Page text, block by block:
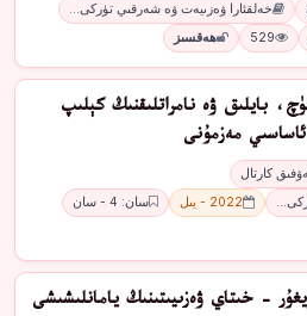
خەلقئارا ۋەزىيەت ۋە شەرقىي تۈركى…
529 ھەقسىز
بايلىق ۋە نامراتلىقنىڭ كېلىپ
مەزمۇنى
كارتال
2022 - يىل
سان: 4 - سان
- خىتاي ۋەزىيىتىنىڭ يامانلىشىشى